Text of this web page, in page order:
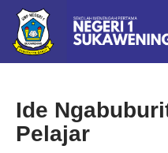
Ide
Pelajar